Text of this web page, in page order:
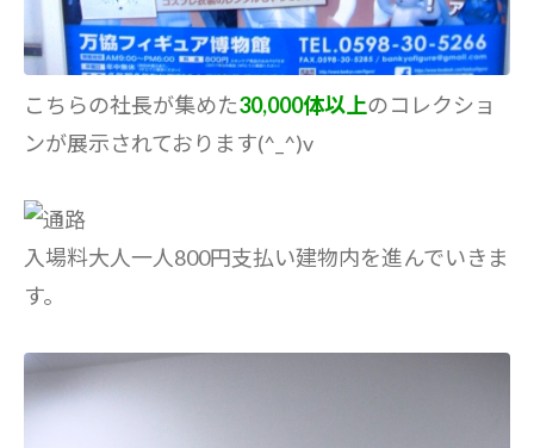
こちらの社長が集めた30,000体以上のコレクショ
ンが展示されております(^_^)v
入場料大人一人800円支払い建物内を進んでいきま
す。